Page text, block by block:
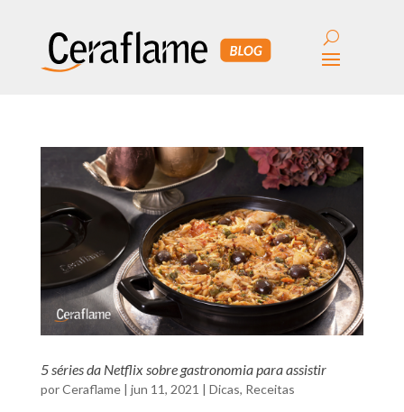
5 séries da Netflix sobre gastronomia para assistir
porCeraflame| jun 11, 2021 | Dicas, Receitas